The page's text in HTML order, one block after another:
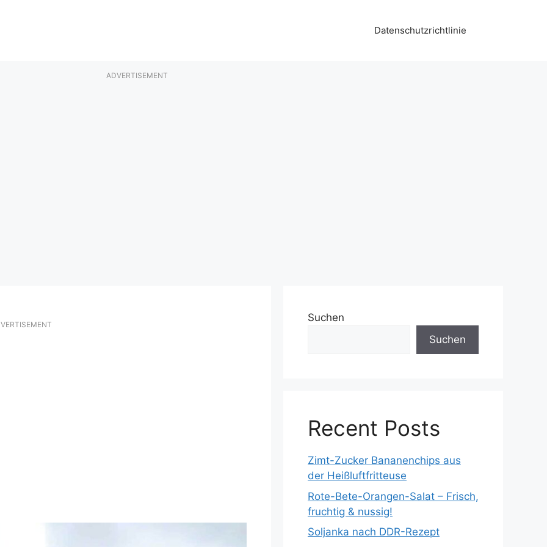
Datenschutzrichtlinie
ADVERTISEMENT
Suchen
Suchen
Recent Posts
Zimt-Zucker Bananenchips aus
der Heißluftfritteuse
Rote-Bete-Orangen-Salat – Frisch,
fruchtig & nussig!
Soljanka nach DDR-Rezept